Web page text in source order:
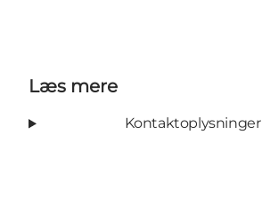
Læs mere
Kontaktoplysninger